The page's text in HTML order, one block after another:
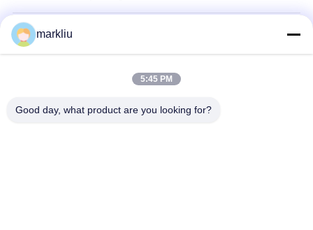
PRIVACY
POLICY
Carte PCB rigide ultra-mince
carte PCB ultra mince de l'épaisseur L/S 35um de
Substrat de BGA
markliu
5:45 PM
Good day, what product are you looking for?